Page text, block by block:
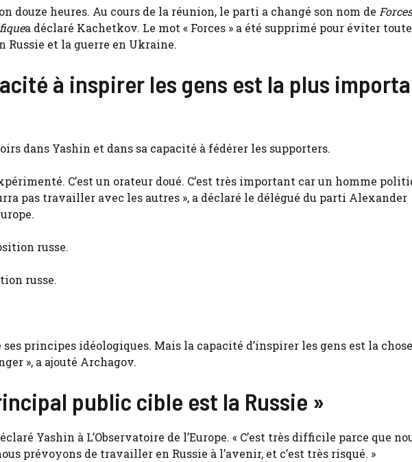
douze heures. Au cours de la réunion, le parti a changé son nom de Forces
a déclaré Kachetkov. Le mot « Forces » a été supprimé pour éviter toute
Russie et la guerre en Ukraine.
à inspirer les gens est la plus
dans Yashin et dans sa capacité à fédérer les supporters.
C’est un orateur doué. C’est très important car un homme
pas travailler avec les autres », a déclaré le délégué du parti Alexander
russe.
principes idéologiques. Mais la capacité d’inspirer les gens est la
», a ajouté Archagov.
public cible est la Russie »
Yashin à L’Observatoire de l’Europe. « C’est très difficile parce que
prévoyons de travailler en Russie à l’avenir, et c’est très risqué. »